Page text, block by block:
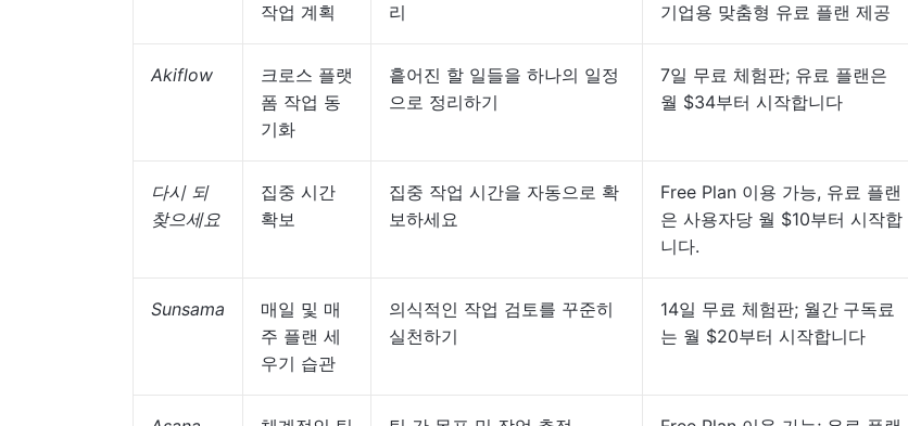
작업 계획
리
기업용 맞춤형 유료 플랜 제공
Akiflow
크로스 플랫
폼 작업 동
기화
흩어진 할 일들을 하나의 일정
으로 정리하기
7일 무료 체험판; 유료 플랜은
월 $34부터 시작합니다
다시 되
찾으세요
집중 시간
확보
집중 작업 시간을 자동으로 확
보하세요
Free Plan 이용 가능, 유료 플랜
은 사용자당 월 $10부터 시작합
니다.
Sunsama
매일 및 매
주 플랜 세
우기 습관
의식적인 작업 검토를 꾸준히
실천하기
14일 무료 체험판; 월간 구독료
는 월 $20부터 시작합니다